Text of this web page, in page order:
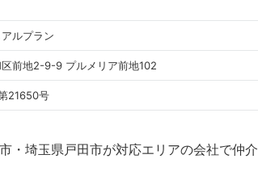
ルプラン
前地2-9-9 プルメリア前地102
21650号
・埼玉県戸田市が対応エリアの会社で仲介